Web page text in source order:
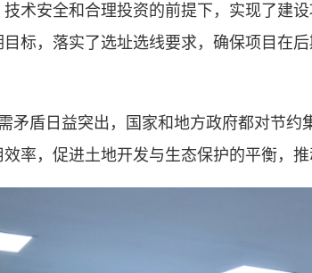
术安全和合理投资的前提下，实现了建
标，落实了选址选线要求，确保项目在
矛盾日益突出，国家和地方政府都对节
率，促进土地开发与生态保护的平衡，推